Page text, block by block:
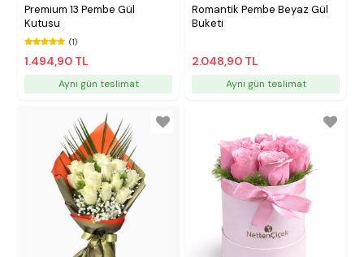
Premium 13 Pembe Gül
Kutusu
(1)
1.494,90 TL
Aynı gün teslimat
Romantik Pembe Beyaz Gül
Buketi
2.048,90 TL
Aynı gün teslimat